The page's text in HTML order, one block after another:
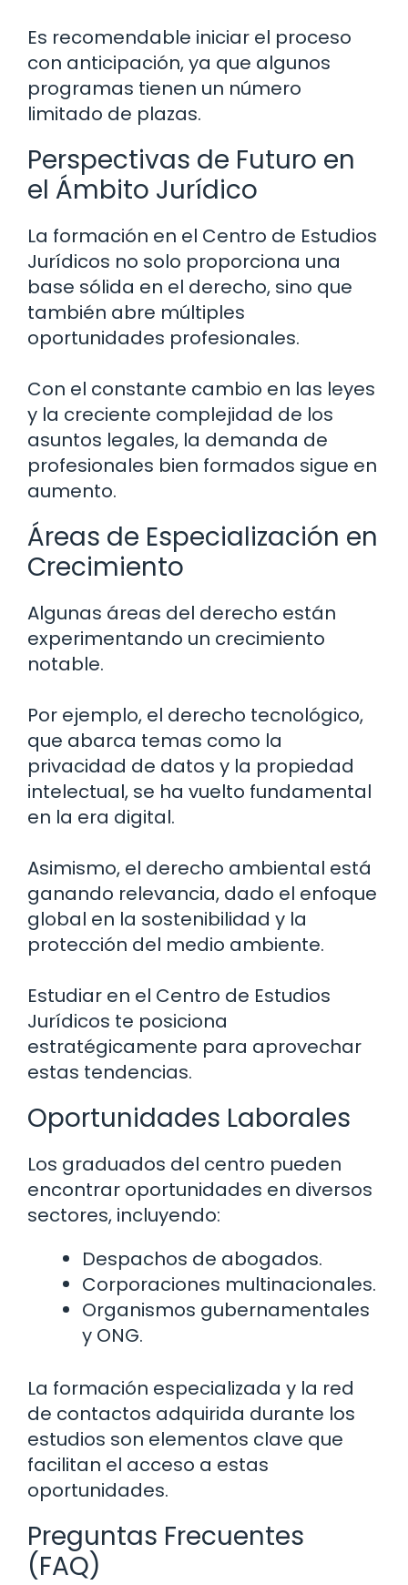
Es recomendable iniciar el proceso
con anticipación, ya que algunos
programas tienen un número
limitado de plazas.
Perspectivas de Futuro en
el Ámbito Jurídico
La formación en el Centro de Estudios
Jurídicos no solo proporciona una
base sólida en el derecho, sino que
también abre múltiples
oportunidades profesionales.
Con el constante cambio en las leyes
y la creciente complejidad de los
asuntos legales, la demanda de
profesionales bien formados sigue en
aumento.
Áreas de Especialización en
Crecimiento
Algunas áreas del derecho están
experimentando un crecimiento
notable.
Por ejemplo, el derecho tecnológico,
que abarca temas como la
privacidad de datos y la propiedad
intelectual, se ha vuelto fundamental
en la era digital.
Asimismo, el derecho ambiental está
ganando relevancia, dado el enfoque
global en la sostenibilidad y la
protección del medio ambiente.
Estudiar en el Centro de Estudios
Jurídicos te posiciona
estratégicamente para aprovechar
estas tendencias.
Oportunidades Laborales
Los graduados del centro pueden
encontrar oportunidades en diversos
sectores, incluyendo:
Despachos de abogados.
Corporaciones multinacionales.
Organismos gubernamentales
y ONG.
La formación especializada y la red
de contactos adquirida durante los
estudios son elementos clave que
facilitan el acceso a estas
oportunidades.
Preguntas Frecuentes
(FAQ)